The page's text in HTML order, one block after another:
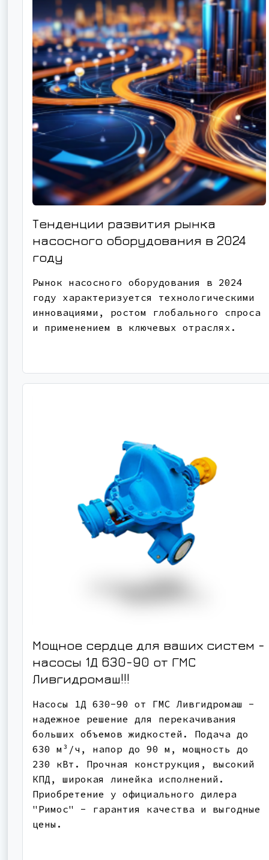
Тенденции развития рынка
насосного оборудования в 2024
году
Рынок насосного оборудования в 2024
году характеризуется технологическими
инновациями, ростом глобального спроса
и применением в ключевых отраслях.
Мощное сердце для ваших систем -
насосы 1Д 630-90 от ГМС
Ливгидромаш!!!
Насосы 1Д 630-90 от ГМС Ливгидромаш -
надежное решение для перекачивания
больших объемов жидкостей. Подача до
630 м³/ч, напор до 90 м, мощность до
230 кВт. Прочная конструкция, высокий
КПД, широкая линейка исполнений.
Приобретение у официального дилера
"Римос" - гарантия качества и выгодные
цены.